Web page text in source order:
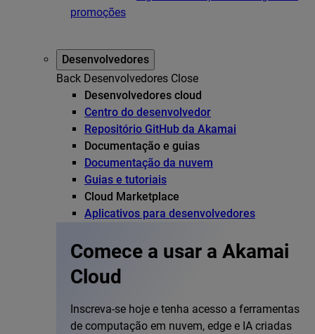
promoções
Desenvolvedores
Back Desenvolvedores Close
Desenvolvedores cloud
Centro do desenvolvedor
Repositório GitHub da Akamai
Documentação e guias
Documentação da nuvem
Guias e tutoriais
Cloud Marketplace
Aplicativos para desenvolvedores
Comece a usar a Akamai
Cloud
Inscreva-se hoje e tenha acesso a ferramentas
de computação em nuvem, edge e IA criadas